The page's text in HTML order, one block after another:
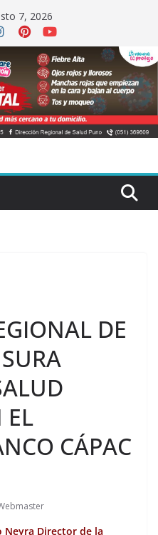
7, 2026
DE
EL
CÁPAC
Neyra Director de la